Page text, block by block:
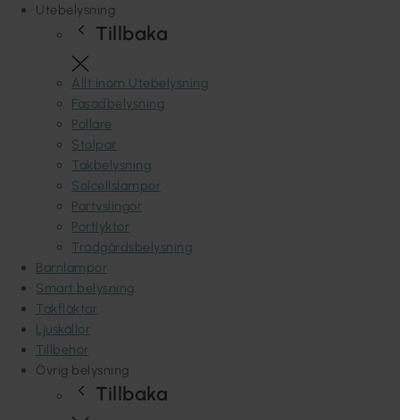
Utebelysning
Tillbaka
Allt inom Utebelysning
Fasadbelysning
Pollare
Stolpar
Takbelysning
Solcellslampor
Partyslingor
Portlyktor
Trädgårdsbelysning
Barnlampor
Smart belysning
Takfläktar
Ljuskällor
Tillbehör
Övrig belysning
Tillbaka